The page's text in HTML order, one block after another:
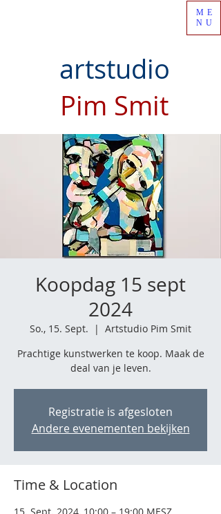
artstudio
Pim Smit
ME
NU
Koopdag 15 sept
2024
So., 15. Sept.
  |
Artstudio Pim Smit
Prachtige kunstwerken te koop. Maak de
deal van je leven.
Registratie is afgesloten
Andere evenementen bekijken
Time & Location